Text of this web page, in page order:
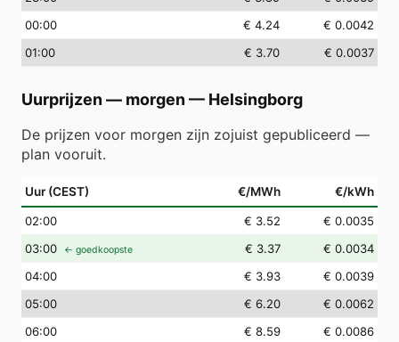
00:00 € 4.24
€ 0.0042
01:00 € 3.70 € 0.0037
Uurprijzen — morgen — Helsingborg
De prijzen voor morgen zijn zojuist gepubliceerd —
plan vooruit.
Uur (CEST) €/MWh €/kWh
02:00 € 3.52
€ 0.0035
03:00 ← goedkoopste € 3.37
€ 0.0034
04:00 € 3.93
€ 0.0039
05:00 € 6.20
€ 0.0062
06:00 € 8.59
€ 0.0086